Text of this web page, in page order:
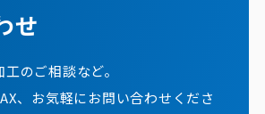
せ
のご相談など。
、お気軽にお問い合わせくださ